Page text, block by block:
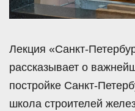
Лекция «Санкт-
рассказывает о
постройке Санкт-
школа строителей